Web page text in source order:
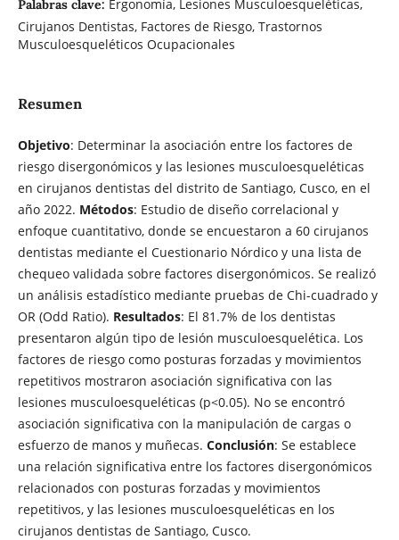
Palabras clave: Ergonomía, Lesiones Musculoesqueléticas,
Cirujanos Dentistas, Factores de Riesgo, Trastornos
Musculoesqueléticos Ocupacionales
Resumen
Objetivo: Determinar la asociación entre los factores de
riesgo disergonómicos y las lesiones musculoesqueléticas
en cirujanos dentistas del distrito de Santiago, Cusco, en el
año 2022. Métodos: Estudio de diseño correlacional y
enfoque cuantitativo, donde se encuestaron a 60 cirujanos
dentistas mediante el Cuestionario Nórdico y una lista de
chequeo validada sobre factores disergonómicos. Se realizó
un análisis estadístico mediante pruebas de Chi-cuadrado y
OR (Odd Ratio). Resultados: El 81.7% de los dentistas
presentaron algún tipo de lesión musculoesquelética. Los
factores de riesgo como posturas forzadas y movimientos
repetitivos mostraron asociación significativa con las
lesiones musculoesqueléticas (p<0.05). No se encontró
asociación significativa con la manipulación de cargas o
esfuerzo de manos y muñecas. Conclusión: Se establece
una relación significativa entre los factores disergonómicos
relacionados con posturas forzadas y movimientos
repetitivos, y las lesiones musculoesqueléticas en los
cirujanos dentistas de Santiago, Cusco.